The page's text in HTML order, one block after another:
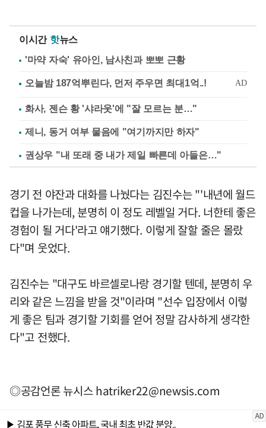
이시간 핫뉴스
'마약 자숙' 유아인, 남사친과 뽀뽀 근황
화사, 젠슨 황 '샤라웃'에 "잘 모르는 분…"
제니, 동거 여부 물음에 "여기까지만 하자"
권상우 "내 또래 중 내가 제일 빠른데 아들은…"
경기 전 야잔과 대화를 나눴다는 김진수는 "'내년에 월드
컵을 나가는데, 분명히 이 정도 레벨일 거다. 너한테 좋은
경험이 될 거다'라고 얘기했다. 이렇게 잘할 줄은 몰랐
다"며 웃었다.
김진수는 "대구도 바르셀로나랑 경기할 텐데, 분명히 우
리와 같은 느낌을 받을 것"이라며 "선수 입장에서 이렇
게 좋은 팀과 경기할 기회를 얻어 정말 감사하게 생각한
다"고 전했다.
◎공감언론 뉴시스hatriker22@newsis.com